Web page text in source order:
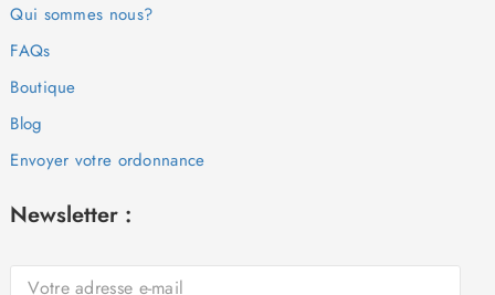
Qui sommes nous?
FAQs
Boutique
Blog
Envoyer votre ordonnance
Newsletter :